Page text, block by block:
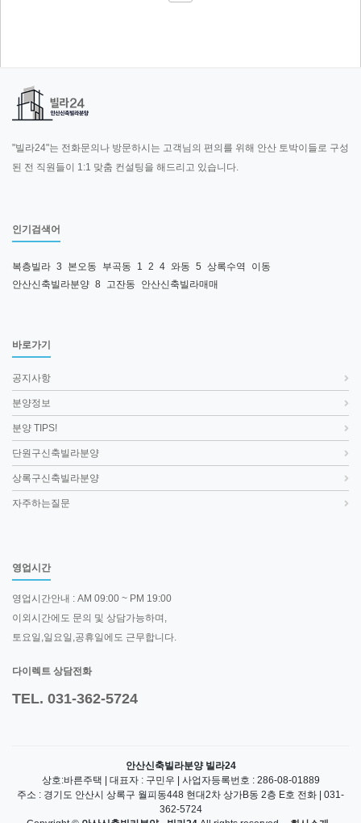
"빌라24"는 전화문의나 방문하시는 고객님의 편의를 위해 안산 토박이들로 구성
된 전 직원들이 1:1 맞춤 컨설팅을 해드리고 있습니다.
인기검색어
복층빌라 3 본오동 부곡동 1 2 4 와동 5 상록수역
이동
안산신축빌라분양 8 고잔동 안산신축빌라매매
바로가기
공지사항
분양정보
분양 TIPS!
단원구신축빌라분양
상록구신축빌라분양
자주하는질문
영업시간
영업시간안내 : AM 09:00 ~ PM 19:00
이외시간에도 문의 및 상담가능하며,
토요일,일요일,공휴일에도 근무합니다.
다이렉트 상담전화
TEL. 031-362-5724
안산신축빌라분양 빌라24
상호:바른주택 | 대표자 : 구민우 | 사업자등록번호 : 286-08-01889
주소 : 경기도 안산시 상록구 월피동448 현대2차 상가B동 2층 E호 전화 | 031-
362-5724